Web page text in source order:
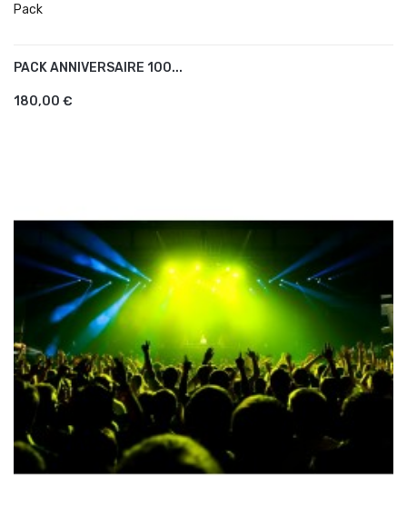
Pack
PACK ANNIVERSAIRE 100...
180,00 €